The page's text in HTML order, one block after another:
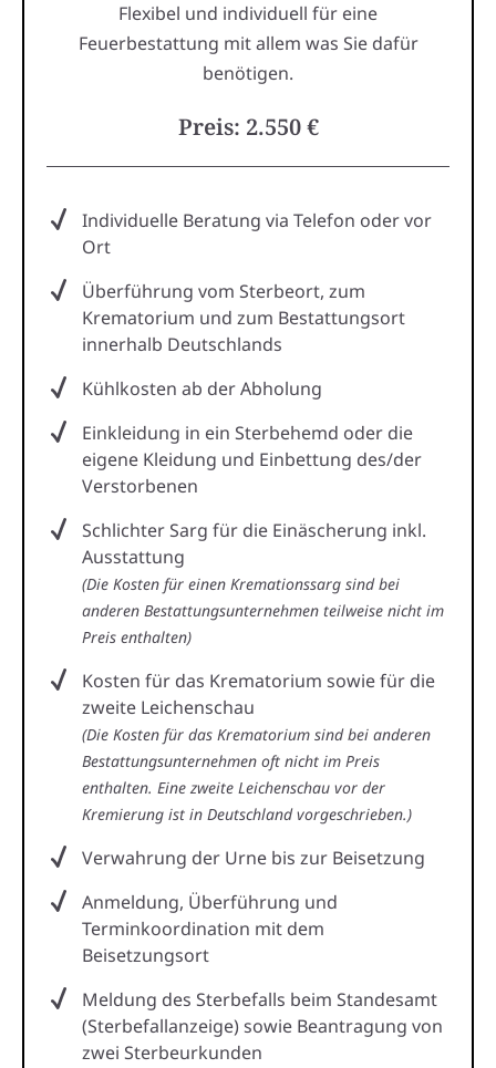
Flexibel und individuell für eine
Feuerbestattung mit allem was Sie dafür
benötigen.
Preis: 2.550 €
Individuelle Beratung via Telefon oder vor
Ort
Überführung vom Sterbeort, zum
Krematorium und zum Bestattungsort
innerhalb Deutschlands
Kühlkosten ab der Abholung
Einkleidung in ein Sterbehemd oder die
eigene Kleidung und Einbettung des/der
Verstorbenen
Schlichter Sarg für die Einäscherung inkl.
Ausstattung
(Die Kosten für einen Kremationssarg sind bei
anderen Bestattungsunternehmen teilweise nicht im
Preis enthalten)
Kosten für das Krematorium sowie für die
zweite Leichenschau
(Die Kosten für das Krematorium sind bei anderen
Bestattungsunternehmen oft nicht im Preis
enthalten. Eine zweite Leichenschau vor der
Kremierung ist in Deutschland vorgeschrieben.)
Verwahrung der Urne bis zur Beisetzung
Anmeldung, Überführung und
Terminkoordination mit dem
Beisetzungsort
Meldung des Sterbefalls beim Standesamt
(Sterbefallanzeige) sowie Beantragung von
zwei Sterbeurkunden